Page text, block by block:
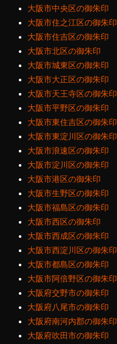
大阪市中央区の御朱印
大阪市住之江区の御朱印
大阪市住吉区の御朱印
大阪市北区の御朱印
大阪市城東区の御朱印
大阪市大正区の御朱印
大阪市天王寺区の御朱印
大阪市平野区の御朱印
大阪市東住吉区の御朱印
大阪市東淀川区の御朱印
大阪市浪速区の御朱印
大阪市淀川区の御朱印
大阪市港区の御朱印
大阪市生野区の御朱印
大阪市福島区の御朱印
大阪市西区の御朱印
大阪市西成区の御朱印
大阪市西淀川区の御朱印
大阪市都島区の御朱印
大阪市阿倍野区の御朱印
大阪府交野市の御朱印
大阪府八尾市の御朱印
大阪府南河内郡の御朱印
大阪府吹田市の御朱印